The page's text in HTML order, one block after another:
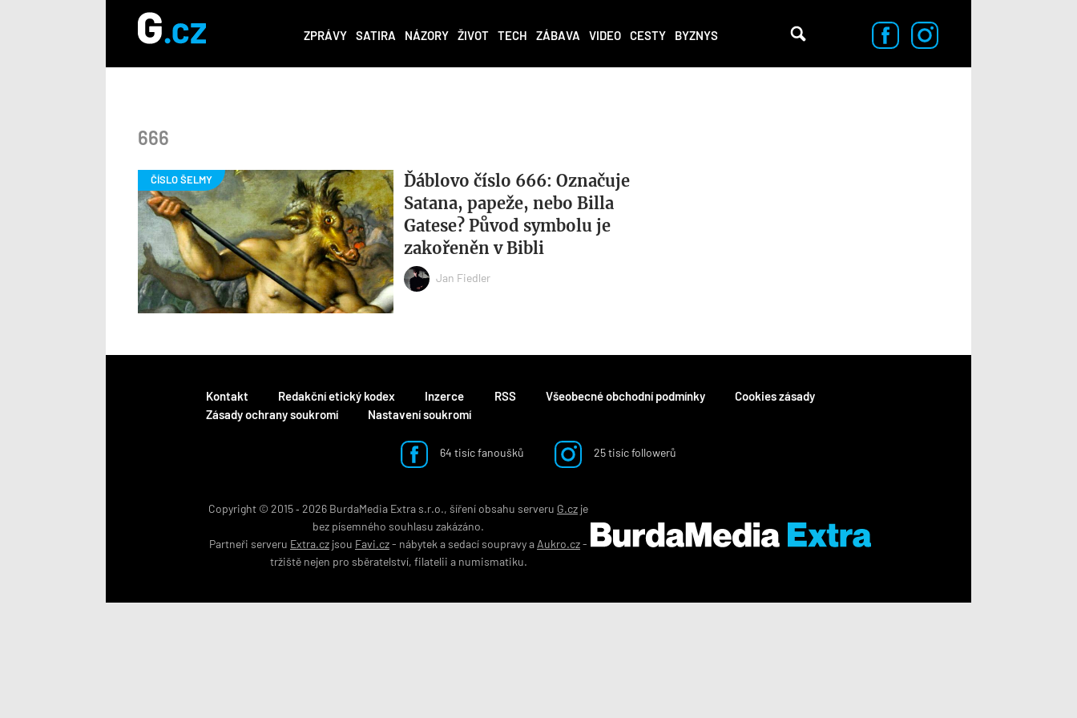
ZPRÁVY SATIRA NÁZORY ŽIVOT TECH ZÁBAVA VIDEO CESTY BYZNYS
666
Ďáblovo číslo 666: Označuje
Satana, papeže, nebo Billa
Gatese? Původ symbolu je
zakořeněn v Bibli
Jan Fiedler
Kontakt Redakční etický kodex Inzerce RSS Všeobecné obchodní podmínky
Cookies zásady
Zásady ochrany soukromí
Nastavení soukromí
64 tisíc fanoušků 25 tisíc followerů
Copyright © 2015 ‐ 2026 BurdaMedia Extra s.r.o., šíření obsahu serveru G.cz je
bez písemného souhlasu zakázáno.
Partneři serveru Extra.cz jsou Favi.cz- nábytek a sedací soupravya Aukro.cz-
tržiště nejen pro sběratelství, filatelii a numismatiku.